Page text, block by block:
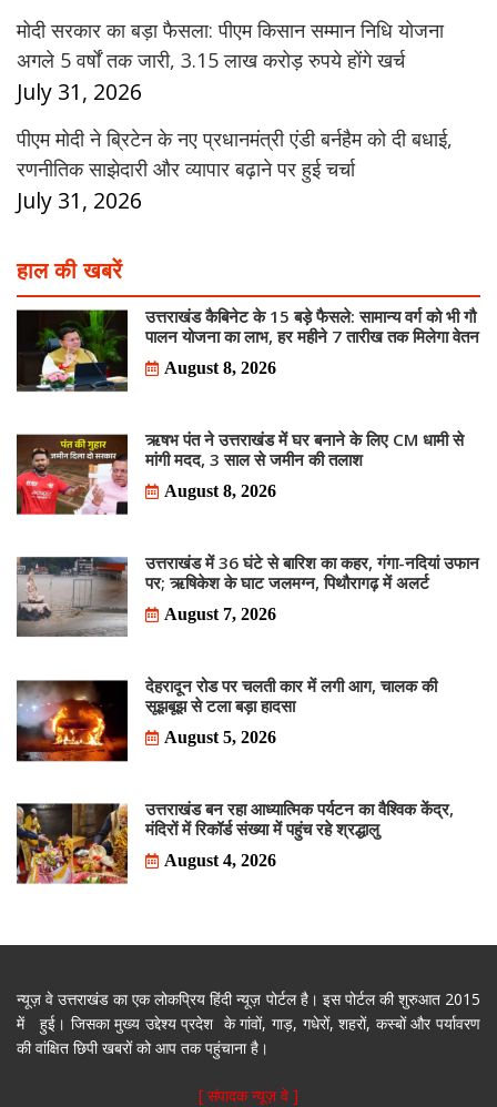
मोदी सरकार का बड़ा फैसला: पीएम किसान सम्मान निधि योजना
अगले 5 वर्षों तक जारी, 3.15 लाख करोड़ रुपये होंगे खर्च
July 31, 2026
पीएम मोदी ने ब्रिटेन के नए प्रधानमंत्री एंडी बर्नहैम को दी बधाई,
रणनीतिक साझेदारी और व्यापार बढ़ाने पर हुई चर्चा
July 31, 2026
हाल की खबरें
उत्तराखंड कैबिनेट के 15 बड़े फैसले: सामान्य वर्ग को भी गौ
पालन योजना का लाभ, हर महीने 7 तारीख तक मिलेगा वेतन
August 8, 2026
ऋषभ पंत ने उत्तराखंड में घर बनाने के लिए CM धामी से
मांगी मदद, 3 साल से जमीन की तलाश
August 8, 2026
उत्तराखंड में 36 घंटे से बारिश का कहर, गंगा-नदियां उफान
पर; ऋषिकेश के घाट जलमग्न, पिथौरागढ़ में अलर्ट
August 7, 2026
देहरादून रोड पर चलती कार में लगी आग, चालक की
सूझबूझ से टला बड़ा हादसा
August 5, 2026
उत्तराखंड बन रहा आध्यात्मिक पर्यटन का वैश्विक केंद्र,
मंदिरों में रिकॉर्ड संख्या में पहुंच रहे श्रद्धालु
August 4, 2026
न्यूज़ वे उत्तराखंड का एक लोकप्रिय हिंदी न्यूज़ पोर्टल है। इस पोर्टल की शुरुआत 2015
में हुई। जिसका मुख्य उद्देश्य प्रदेश के गांवों, गाड़, गधेरों, शहरों, कस्बों और पर्यावरण
की वांक्षित छिपी खबरों को आप तक पहुंचाना है।
[ संपादक न्यूज़ वे ]